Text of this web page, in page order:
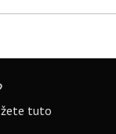
tuto